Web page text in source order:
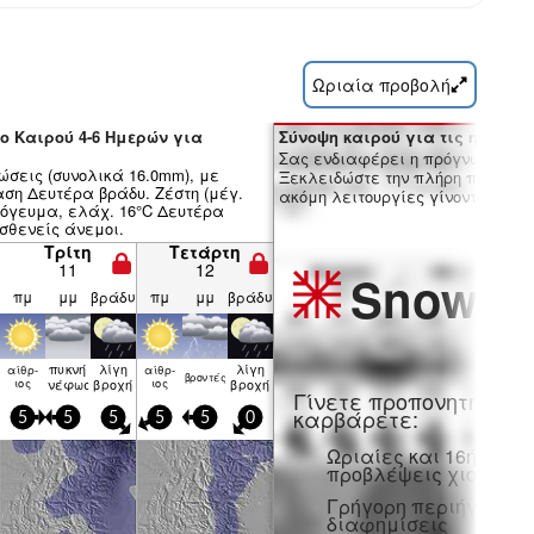
Ωριαία προβολή
Καιρού 4-6 Ημερών για
(συνολικά 16.0mm), με
Δευτέρα βράδυ. Ζέστη (μέγ.
ελάχ. 16°C Δευτέρα
άνεμοι.
Τρίτη
11
Τετάρτη
12
πμ μμ βράδυ πμ μμ βράδυ
αίθρ­
ιος
πυκνή
νέφωση
λίγη
βροχή
αίθρ­
ιος βρον­τές λίγη
βροχή
5 5 5 5 5 0
Σύνοψη καιρού για τις ημέρες
Σας ενδιαφέρει η πρόγνωση 16
Ξεκλειδώστε την πλήρη
ακόμη λειτουργίες γίνοντας
Snow
Γίνετε προπονητή και
καρβάρετε:
Ωριαίες και
προβλέψεις χιονιού
Γρήγορη περιήγηση
διαφημίσεις